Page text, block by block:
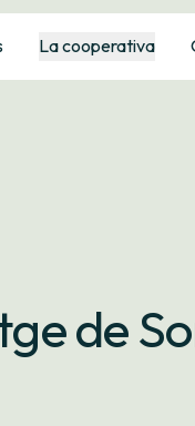
La cooperativa
de